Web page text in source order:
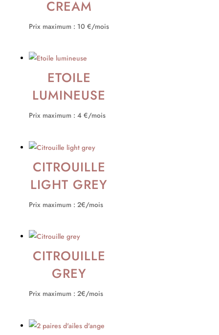
CREAM
Prix maximum : 10 €/mois
ETOILE
LUMINEUSE
Prix maximum : 4 €/mois
CITROUILLE
LIGHT GREY
Prix maximum : 2€/mois
CITROUILLE
GREY
Prix maximum : 2€/mois